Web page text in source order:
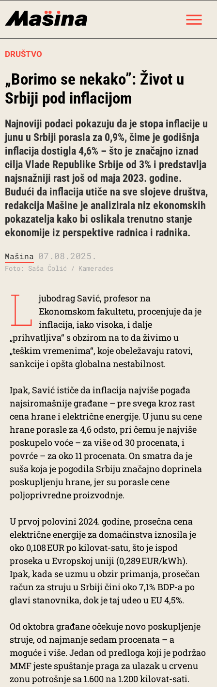
DRUŠTVO
„Borimo se nekako”: Život u
Srbiji pod inflacijom
Najnoviji podaci pokazuju da je stopa inflacije u
junu u Srbiji porasla za 0,9%, čime je godišnja
inflacija dostigla 4,6% – što je značajno iznad
cilja Vlade Republike Srbije od 3% i predstavlja
najsnažniji rast još od maja 2023. godine.
Budući da inflacija utiče na sve slojeve društva,
redakcija Mašine je analizirala niz ekonomskih
pokazatelja kako bi oslikala trenutno stanje
ekonomije iz perspektive radnica i radnika.
Mašina 07.08.2025.
Foto: Saša Čolić / Kamerades
L jubodrag Savić, profesor na
Ekonomskom fakultetu, procenjuje da je
inflacija, iako visoka, i dalje
„prihvatljiva“ s obzirom na to da živimo u
„teškim vremenima“, koje obeležavaju ratovi,
sankcije i opšta globalna nestabilnost.
Ipak, Savić ističe da inflacija najviše pogađa
najsiromašnije građane – pre svega kroz rast
cena hrane i električne energije. U junu su cene
hrane porasle za 4,6 odsto, pri čemu je najviše
poskupelo voće – za više od 30 procenata, i
povrće – za oko 11 procenata. On smatra da je
suša koja je pogodila Srbiju značajno doprinela
poskupljenju hrane, jer su porasle cene
poljoprivredne proizvodnje.
U prvoj polovini 2024. godine, prosečna cena
električne energije za domaćinstva iznosila je
oko 0,108 EUR po kilovat-satu, što je ispod
proseka u Evropskoj uniji (0,289 EUR/kWh).
Ipak, kada se uzmu u obzir primanja, prosečan
račun za struju u Srbiji čini oko 7,1% BDP-a po
glavi stanovnika, dok je taj udeo u EU 4,5%.
Od oktobra građane očekuje novo poskupljenje
struje, od najmanje sedam procenata – a
moguće i više. Jedan od predloga koji je podržao
MMF jeste spuštanje praga za ulazak u crvenu
zonu potrošnje sa 1.600 na 1.200 kilovat-sati.